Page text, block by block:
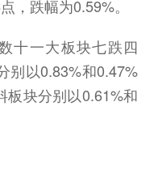
，跌幅为0.59%。
一大板块七跌四
别以0.83%和0.47%
板块分别以0.61%和